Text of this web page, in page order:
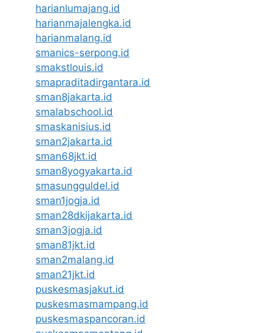
harianlumajang.id
harianmajalengka.id
harianmalang.id
smanics-serpong.id
smakstlouis.id
smapraditadirgantara.id
sman8jakarta.id
smalabschool.id
smaskanisius.id
sman2jakarta.id
sman68jkt.id
sman8yogyakarta.id
smasungguldel.id
sman1jogja.id
sman28dkijakarta.id
sman3jogja.id
sman81jkt.id
sman2malang.id
sman21jkt.id
puskesmasjakut.id
puskesmasmampang.id
puskesmaspancoran.id